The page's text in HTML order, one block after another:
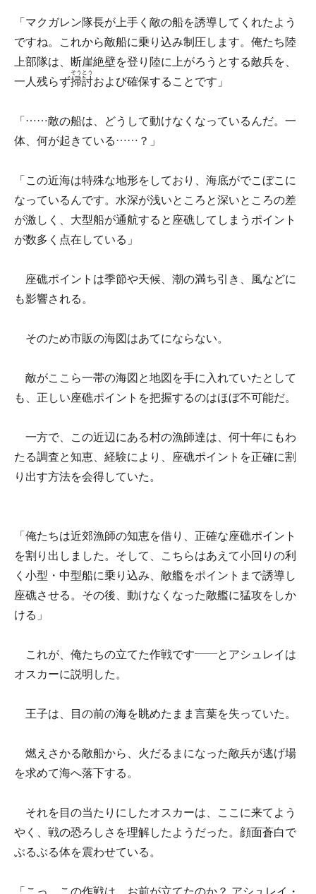
「マクガレン隊長が上手く敵の船を誘導してくれたよう
ですね。これから敵船に乗り込み制圧します。俺たち陸
上部隊は、断崖絶壁を登り陸に上がろうとする敵兵を、
一人残らず掃討
そうとう
および確保することです」
「……敵の船は、どうして動けなくなっているんだ。一
体、何が起きている……？」
「この近海は特殊な地形をしており、海底がでこぼこに
なっているんです。水深が浅いところと深いところの差
が激しく、大型船が通航すると座礁してしまうポイント
が数多く点在している」
座礁ポイントは季節や天候、潮の満ち引き、風などに
も影響される。
そのため市販の海図はあてにならない。
敵がここら一帯の海図と地図を手に入れていたとして
も、正しい座礁ポイントを把握するのはほぼ不可能だ。
一方で、この近辺にある村の漁師達は、何十年にもわ
たる調査と知恵、経験により、座礁ポイントを正確に割
り出す方法を会得していた。
「俺たちは近郊漁師の知恵を借り、正確な座礁ポイント
を割り出しました。そして、こちらはあえて小回りの利
く小型・中型船に乗り込み、敵艦をポイントまで誘導し
座礁させる。その後、動けなくなった敵艦に猛攻をしか
ける」
これが、俺たちの立てた作戦です――とアシュレイは
オスカーに説明した。
王子は、目の前の海を眺めたまま言葉を失っていた。
燃えさかる敵船から、火だるまになった敵兵が逃げ場
を求めて海へ落下する。
それを目の当たりにしたオスカーは、ここに来てよう
やく、戦の恐ろしさを理解したようだった。顔面蒼白で
ぶるぶる体を震わせている。
「こっ、この作戦は、お前が立てたのか？ アシュレイ・